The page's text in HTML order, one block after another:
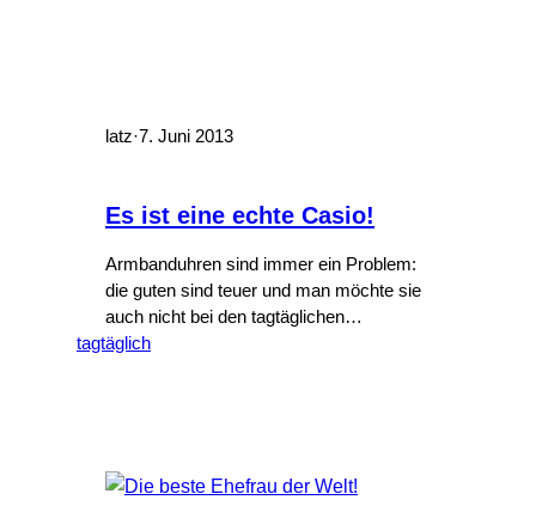
latz·7. Juni 2013
Es ist eine echte Casio!
Armbanduhren sind immer ein Problem:
die guten sind teuer und man möchte sie
auch nicht bei den tagtäglichen
Bastelarbeiten tragen, damit sie keinen
war bei einem der großen deutschen
Supermärkte ein Klassiker…
tagtäglich